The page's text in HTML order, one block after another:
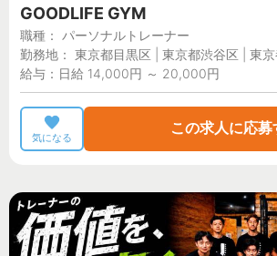
GOODLIFE GYM
職種： パーソナルトレーナー
勤務地： 東京都目黒区 | 東京都渋谷区 | 東
給与：日給 14,000円 ～ 20,000円
気になる
この求人に応募